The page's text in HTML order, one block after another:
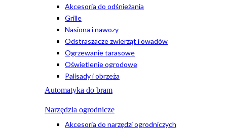
Akcesoria do odśnieżania
Grille
Nasiona i nawozy
Odstraszacze zwierząt i owadów
Ogrzewanie tarasowe
Oświetlenie ogrodowe
Palisady i obrzeża
Automatyka do bram
Narzędzia ogrodnicze
Akcesoria do narzędzi ogrodniczych